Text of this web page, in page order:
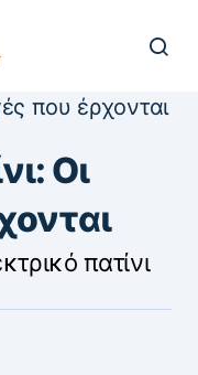
Οι
πατίνι